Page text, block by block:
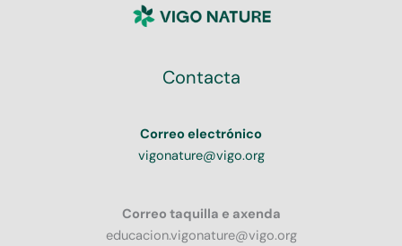
Contacta
Correo electrónico
vigonature@vigo.org
Correo taquilla e axenda
educacion.vigonature@vigo.org